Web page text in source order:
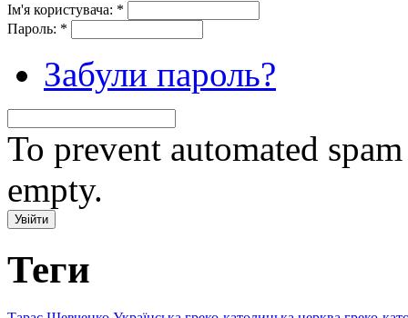
Ім'я користувача: *
Пароль: *
Забули пароль?
To prevent automated
empty.
Теги